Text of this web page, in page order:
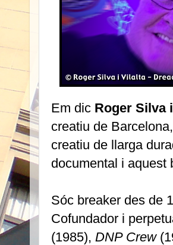
Em dic Roger Silva
creatiu de
creatiu de llarga
documental i aquest
Sóc breaker des de
Cofundador i
(1985), DNP Crew